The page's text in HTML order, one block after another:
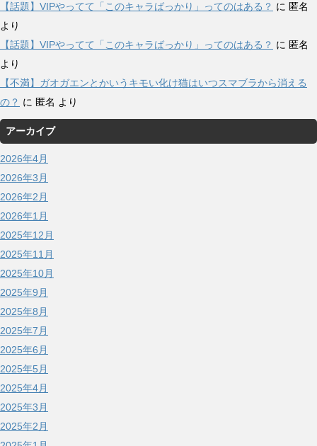
【話題】VIPやってて「このキャラばっかり」ってのはある？ に 匿名
より
【話題】VIPやってて「このキャラばっかり」ってのはある？ に 匿名
より
【不満】ガオガエンとかいうキモい化け猫はいつスマブラから消える
の？ に 匿名 より
アーカイブ
2026年4月
2026年3月
2026年2月
2026年1月
2025年12月
2025年11月
2025年10月
2025年9月
2025年8月
2025年7月
2025年6月
2025年5月
2025年4月
2025年3月
2025年2月